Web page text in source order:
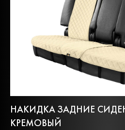
НАКИДКА ЗАДНИЕ
КРЕМОВЫЙ